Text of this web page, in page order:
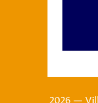
2026 —